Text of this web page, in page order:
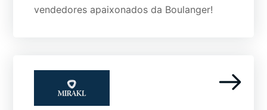
vendedores apaixonados da Boulanger!